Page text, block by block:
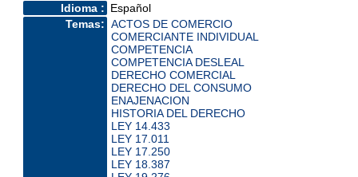
Idioma : Español
Temas: ACTOS DE COMERCIO
COMERCIANTE INDIVIDUAL
COMPETENCIA
COMPETENCIA DESLEAL
DERECHO COMERCIAL
DERECHO DEL CONSUMO
ENAJENACION
HISTORIA DEL DERECHO
LEY 14.433
LEY 17.011
LEY 17.250
LEY 18.387